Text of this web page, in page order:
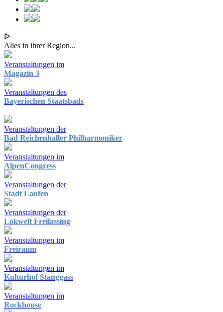
ᐅ
Alles in ihrer Region...
Veranstaltungen im
Magazin 3
Veranstaltungen des
Bayerischen Staatsbads
Veranstaltungen der
Bad Reichenhaller Philharmoniker
Veranstaltungen im
AlpenCongress
Veranstaltungen der
Stadt Laufen
Veranstaltungen der
Lokwelt Freilassing
Veranstaltungen im
Freiraum
Veranstaltungen im
Kulturhof Stanggass
Veranstaltungen im
Rockhouse